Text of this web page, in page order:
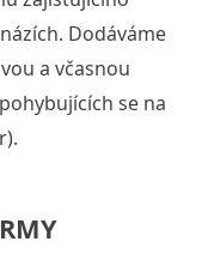
Dodáváme
a včasnou
se na